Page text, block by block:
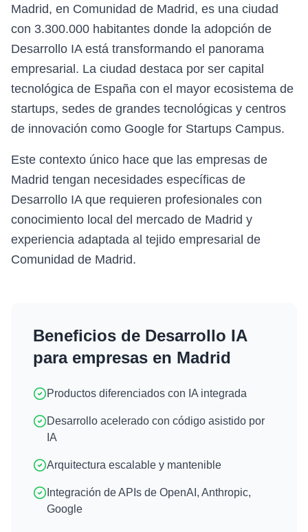
Madrid, en Comunidad de Madrid, es una ciudad
con 3.300.000 habitantes donde la adopción de
Desarrollo IA está transformando el panorama
empresarial. La ciudad destaca por ser capital
tecnológica de España con el mayor ecosistema de
startups, sedes de grandes tecnológicas y centros
de innovación como Google for Startups Campus.
Este contexto único hace que las empresas de
Madrid tengan necesidades específicas de
Desarrollo IA que requieren profesionales con
conocimiento local del mercado de Madrid y
experiencia adaptada al tejido empresarial de
Comunidad de Madrid.
Beneficios de Desarrollo IA
para empresas en Madrid
Productos diferenciados con IA integrada
Desarrollo acelerado con código asistido por
IA
Arquitectura escalable y mantenible
Integración de APIs de OpenAI, Anthropic,
Google